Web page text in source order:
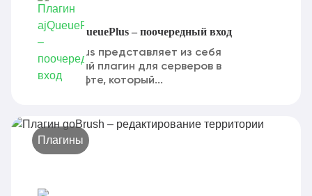
Плагин ajQueuePlus – поочередный вход
ajQueuePlus представляет из себя
интересный плагин для серверов в
Майнгкрафте, который...
Плагины